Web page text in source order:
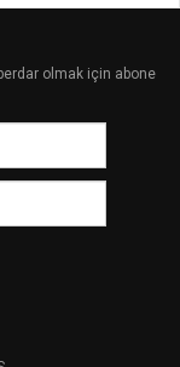
olmak için abone